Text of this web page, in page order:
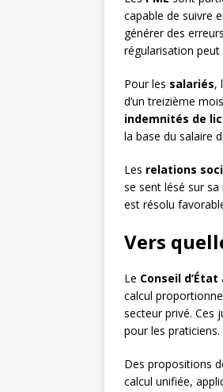
capable de suivre
générer des
régularisation peut
Pour les salariés,
d’un treizième
indemnités de
la base du salaire
Les relations
se sent lésé sur
est résolu
Vers
Le Conseil d’État
calcul
secteur privé. Ces
pour les praticiens.
Des propositions
calcul unifiée,